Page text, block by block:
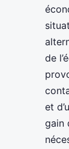
de
et
gain